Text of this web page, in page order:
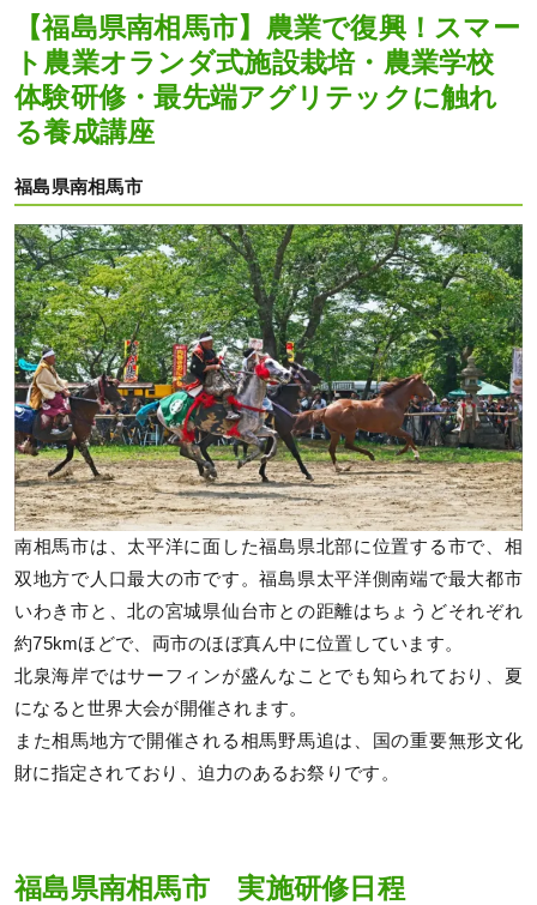
【福島県南相馬市】農業で復興！スマー
ト農業オランダ式施設栽培・農業学校
体験研修・最先端アグリテックに触れ
る養成講座
福島県南相馬市
南相馬市は、太平洋に面した福島県北部に位置する市で、相
双地方で人口最大の市です。福島県太平洋側南端で最大都市
いわき市と、北の宮城県仙台市との距離はちょうどそれぞれ
約75kmほどで、両市のほぼ真ん中に位置しています。
北泉海岸ではサーフィンが盛んなことでも知られており、夏
になると世界大会が開催されます。
また相馬地方で開催される相馬野馬追は、国の重要無形文化
財に指定されており、迫力のあるお祭りです。
福島県南相馬市 実施研修日程